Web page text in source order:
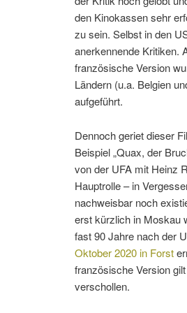
den Kinokassen sehr
zu sein. Selbst in den
anerkennende Kritiken.
französische Version
Ländern (u.a. Belgien
aufgeführt.
Dennoch geriet dieser
Beispiel „Quax, der
von der UFA mit Heinz
Hauptrolle – in
nachweisbar noch
erst kürzlich in Moskau
fast 90 Jahre nach der
Oktober 2020 in Forst
französische Version
verschollen.